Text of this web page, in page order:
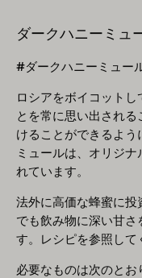
ダークハニーミュ
#ダークハニーミュー
ロシアをボイコット
とを常に思い出され
けることができるよ
ミュールは、オリジ
れています。
法外に高価な蜂蜜に投
でも飲み物に深い甘さ
す。レシピを参照して
必要なものは次のとお